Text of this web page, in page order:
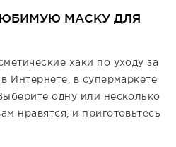
МАСКУ ДЛЯ
хаки по уходу за
Интернете, в супермаркете
одну или несколько
нравятся, и приготовьтесь